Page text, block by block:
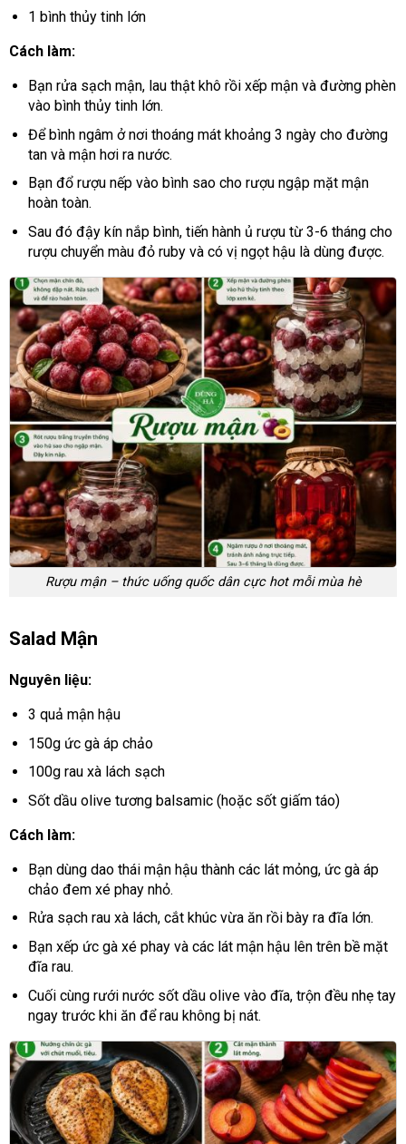
1 bình thủy tinh lớn
Cách làm:
Bạn rửa sạch mận, lau thật khô rồi xếp mận và đường phèn
vào bình thủy tinh lớn.
Để bình ngâm ở nơi thoáng mát khoảng 3 ngày cho đường
tan và mận hơi ra nước.
Bạn đổ rượu nếp vào bình sao cho rượu ngập mặt mận
hoàn toàn.
Sau đó đậy kín nắp bình, tiến hành ủ rượu từ 3-6 tháng cho
rượu chuyển màu đỏ ruby và có vị ngọt hậu là dùng được.
Rượu mận – thức uống quốc dân cực hot mỗi mùa hè
Salad Mận
Nguyên liệu:
3 quả mận hậu
150g ức gà áp chảo
100g rau xà lách sạch
Sốt dầu olive tương balsamic (hoặc sốt giấm táo)
Cách làm:
Bạn dùng dao thái mận hậu thành các lát mỏng, ức gà áp
chảo đem xé phay nhỏ.
Rửa sạch rau xà lách, cắt khúc vừa ăn rồi bày ra đĩa lớn.
Bạn xếp ức gà xé phay và các lát mận hậu lên trên bề mặt
đĩa rau.
Cuối cùng rưới nước sốt dầu olive vào đĩa, trộn đều nhẹ tay
ngay trước khi ăn để rau không bị nát.